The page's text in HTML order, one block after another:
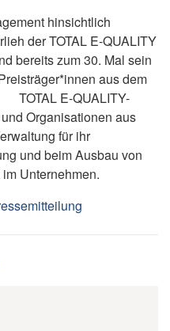
hinsichtlich
der TOTAL E-QUALITY
bereits zum 30. Mal sein
aus dem
TOTAL E-QUALITY-
Organisationen aus
für ihr
und beim Ausbau von
Unternehmen.